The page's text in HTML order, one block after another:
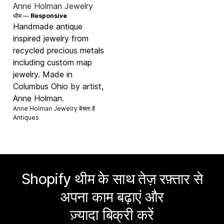
Anne Holman Jewelry
थीम — Responsive
Handmade antique
inspired jewelry from
recycled precious metals
including custom map
jewelry. Made in
Columbus Ohio by artist,
Anne Holman.
Anne Holman Jewelry बेचता है
Antiques
Shopify थीम के साथ तेज़ रफ़्तार से
अपना काम बढ़ाएं और
ज़्यादा बिक्री करें